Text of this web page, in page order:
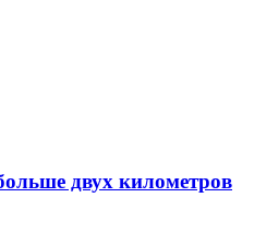
двух километров